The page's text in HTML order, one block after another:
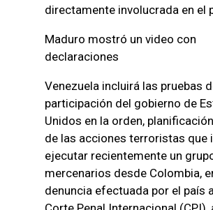
directamente involucrada en el
Maduro mostró un video con
declaraciones
Venezuela incluirá las pruebas
participación del gobierno de
Unidos en la orden,
de las acciones terroristas que
ejecutar recientemente un
mercenarios desde Colombia,
denuncia efectuada por el país